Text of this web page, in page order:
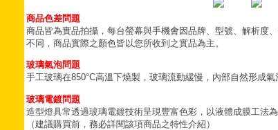
商品色差問題
商品皆為實品拍攝，每台螢幕與手機會因品牌、型號、解析度
不同，商品實際之顏色皆以您所收到之實品為主。
玻璃氣泡問題
手工玻璃在850°C高溫下燒製，玻璃流動緩慢，內部自然形成
玻璃電鍍問題
造型燈具常透過玻璃電鍍技術呈現豐富色彩，以液體成膜工法
（建議購買前，務必詳閱該項商品之特性介紹）